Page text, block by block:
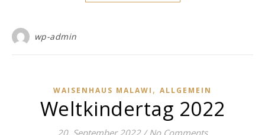
wp-admin
WAISENHAUS MALAWI , ALLGEMEIN
Weltkindertag 2022